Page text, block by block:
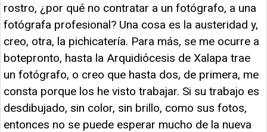
rostro, ¿por qué no contratar a un fotógrafo, a una
fotógrafa profesional? Una cosa es la austeridad y,
creo, otra, la pichicatería. Para más, se me ocurre a
botepronto, hasta la Arquidiócesis de Xalapa trae
un fotógrafo, o creo que hasta dos, de primera, me
consta porque los he visto trabajar. Si su trabajo es
desdibujado, sin color, sin brillo, como sus fotos,
entonces no se puede esperar mucho de la nueva